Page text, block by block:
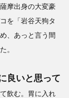
摩出身の大変豪
を「岩谷天狗タ
、あっと言う間
。
良いと思って
飲む。胃に入れ